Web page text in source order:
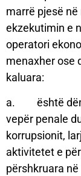
marrë pjesë
ekzekutimin e
operatori
menaxher ose
kaluara:
a. është
vepër penale
korrupsionit,
aktivitetet e
përshkruara